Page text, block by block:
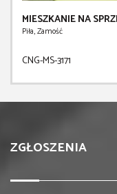
MIESZKANIE NA
Piła, Zamość
CNG-MS-3171
ZGŁOSZENIA